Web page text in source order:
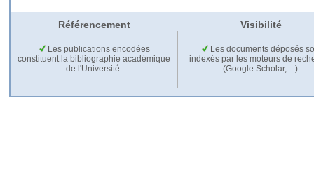
Référencement Visibilité
Les publications encodées
constituent la bibliographie académique
de l'Université.
Les documents déposés
indexés par les moteurs de
(Google Scholar,…).